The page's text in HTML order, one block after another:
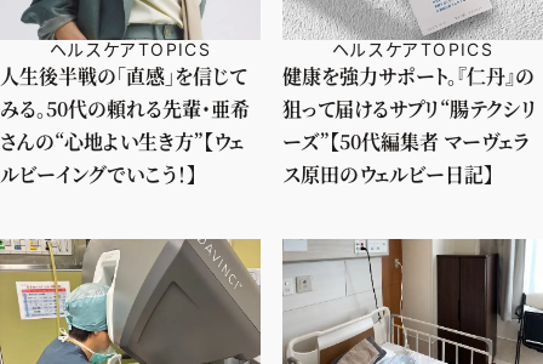
ヘルスケアTOPICS
人生後半戦の「直感」を信じて
みる。50代の頼れる先輩・亜希
さんの“心地よい生き方”【ウェ
ルビーイングでいこう！】
ヘルスケアTOPICS
健康を強力サポート。『仁丹』の
狙って届けるサプリ“腸テクシリ
ーズ”【50代編集者 マーヴェラ
ス原田のウェルビー日記】